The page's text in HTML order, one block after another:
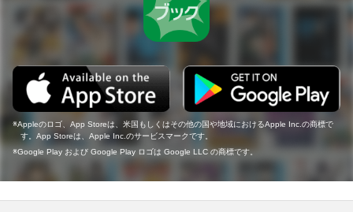
Appleのロゴ、App Storeは、米国もしくはその他の国や地域におけるApple Inc.の商標で
す。App Storeは、Apple Inc.のサービスマークです。
Google Play および Google Play ロゴは Google LLC の商標です。